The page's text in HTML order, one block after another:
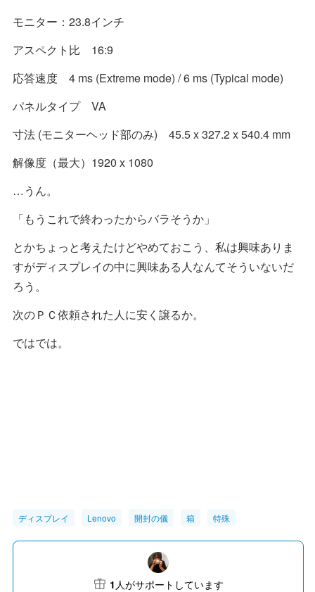
モニター：23.8インチ
アスペクト比 16:9
応答速度 4 ms (Extreme mode) / 6 ms (Typical mode)
パネルタイプ VA
寸法 (モニターヘッド部のみ) 45.5 x 327.2 x 540.4 mm
解像度（最大）1920 x 1080
…うん。
「もうこれで終わったからバラそうか」
とかちょっと考えたけどやめておこう、私は興味ありま
すがディスプレイの中に興味ある人なんてそういないだ
ろう。
次のＰＣ依頼された人に安く譲るか。
ではでは。
ディスプレイ Lenovo 開封の儀 箱 特殊
1 人がサポートしています